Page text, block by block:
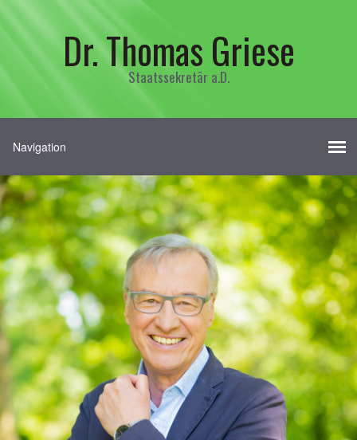
Dr. Thomas Griese
Staatssekretär a.D.